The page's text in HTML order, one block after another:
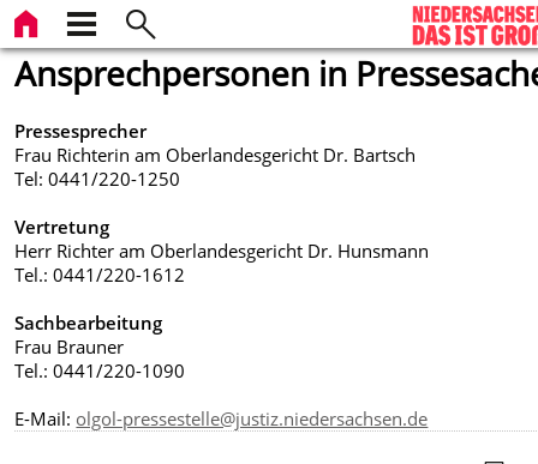
Ansprechpersonen in
Pressesprecher
Frau Richterin am Oberlandesgericht Dr. Bartsch
Tel: 0441/220-1250
Vertretung
Herr Richter am Oberlandesgericht Dr. Hunsmann
Tel.: 0441/220-1612
Sachbearbeitung
Frau Brauner
Tel.: 0441/220-1090
E-Mail: olgol-pressestelle@justiz.niedersachsen.de